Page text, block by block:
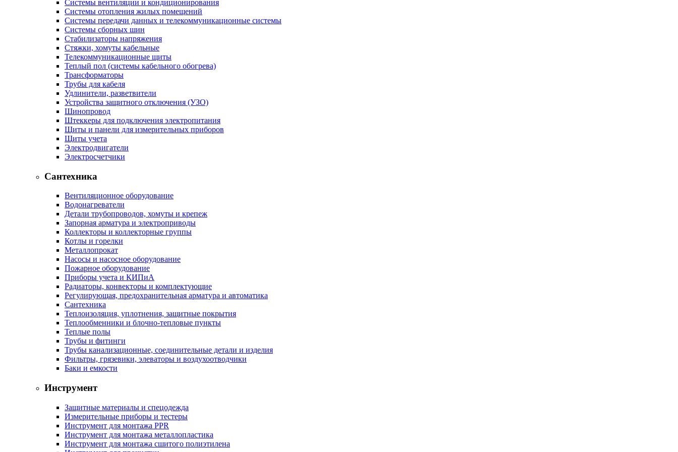
Системы вентиляции и кондиционирования
Системы отопления жилых помещений
Системы передачи данных и телекоммуникационные системы
Системы сборных шин
Стабилизаторы напряжения
Стяжки, хомуты кабельные
Телекоммуникационные щиты
Теплый пол (системы кабельного обогрева)
Трансформаторы
Трубы для кабеля
Удлинители, разветвители
Устройства защитного отключения (УЗО)
Шинопровод
Штеккеры для подключения электропитания
Щиты и панели для измерительных приборов
Щиты учета
Электродвигатели
Электросчетчики
Сантехника
Вентиляционное оборудование
Водонагреватели
Детали трубопроводов, хомуты и крепеж
Запорная арматура и электроприводы
Коллекторы и коллекторные группы
Котлы и горелки
Металлопрокат
Насосы и насосное оборудование
Пожарное оборудование
Приборы учета и КИПиА
Радиаторы, конвекторы и комплектующие
Регулирующая, предохранительная арматура и автоматика
Сантехника
Теплоизоляция, уплотнения, защитные покрытия
Теплообменники и блочно-тепловые пункты
Теплые полы
Трубы и фитинги
Трубы канализационные, соединительные детали и изделия
Фильтры, грязевики, элеваторы и воздухоотводчики
Баки и емкости
Инструмент
Защитные материалы и спецодежда
Измерительные приборы и тестеры
Инструмент для монтажа PPR
Инструмент для монтажа металлопластика
Инструмент для монтажа сшитого полиэтилена